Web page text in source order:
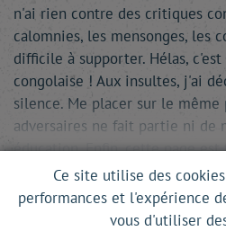
n'ai rien contre des critiques
calomnies, les mensonges, les
difficile à supporter. Hélas,
congolaise ! Aux insultes, j'ai
silence. Me placer sur le même
adversaires ne fait partie ni de
éducation. Enfin, cette page est
dorénavant, c'est …
Ce site est en accès
Ce site utilise des
performances et l'expérience
vous d'utiliser